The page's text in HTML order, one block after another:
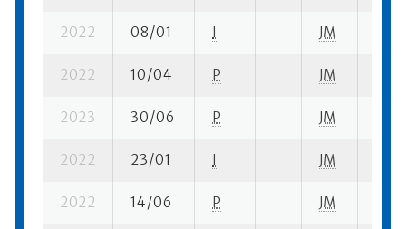
2022 08/01 I JM
2022 10/04 P JM
2023 30/06 P JM
2022 23/01 I JM
2022 14/06 P JM